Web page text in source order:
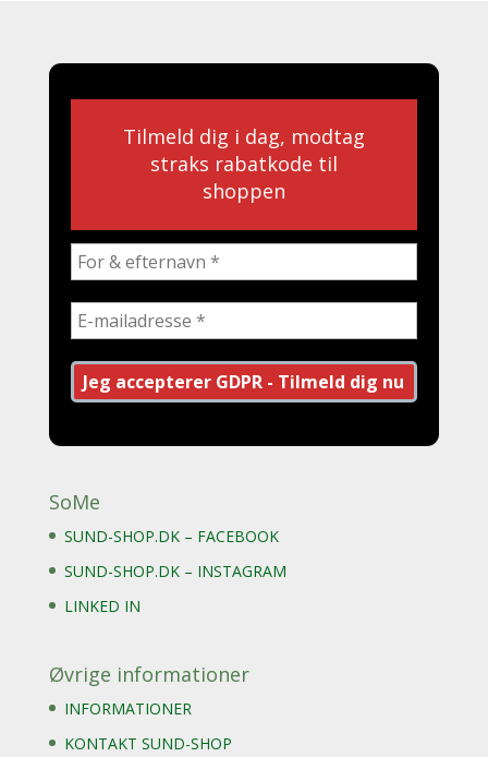
Tilmeld dig i dag, modtag
straks rabatkode til
shoppen
SoMe
SUND-SHOP.DK – FACEBOOK
SUND-SHOP.DK – INSTAGRAM
LINKED IN
Øvrige informationer
INFORMATIONER
KONTAKT SUND-SHOP